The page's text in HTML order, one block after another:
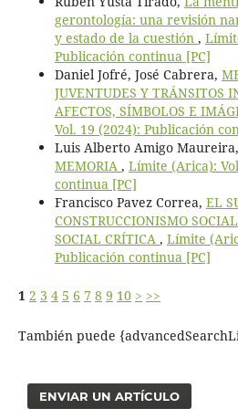
gerontología: una revisión
y estado de la cuestión ,
Publicación continua [PC]
Daniel Jofré, José Cabrera,
JUVENTUDES Y TRÁNSITOS
AFECTOS, SÍMBOLOS E
Vol. 19 (2024): Publicación
Luis Alberto Amigo Maureira,
MEMORIA , Límite (Arica):
continua [PC]
Francisco Pavez Correa, EL
CONSTRUCCIONISMO
SOCIAL CRÍTICA , Límite
Publicación continua [PC]
1 2 3 4 5 6 7 8 9 10 > >>
También puede
ENVIAR UN ARTÍCULO